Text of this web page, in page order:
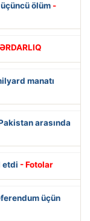
ölüm -
manatı
arasında
etdi - Fotolar
üçün